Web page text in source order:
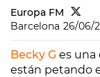
Europa FM
Barcelona 26/06/
Becky G es una
están petando